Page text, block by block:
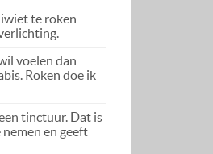
te roken
voelen dan
Roken doe ik
tinctuur. Dat is
en geeft